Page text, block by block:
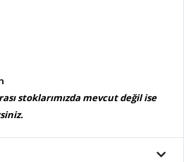
stoklarımızda mevcut değil ise